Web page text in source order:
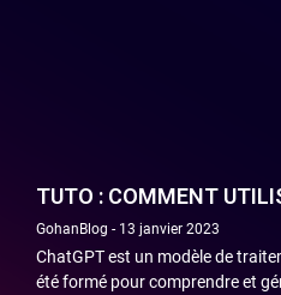
TUTO : COMMENT
GohanBlog 13 janvier 2023
ChatGPT est un modèle de
été formé pour comprendre et